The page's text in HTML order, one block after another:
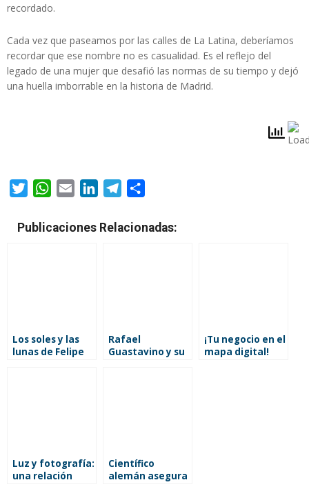
recordado.
Cada vez que paseamos por las calles de La Latina, deberíamos
recordar que ese nombre no es casualidad. Es el reflejo del
legado de una mujer que desafió las normas de su tiempo y dejó
una huella imborrable en la historia de Madrid.
TwitterWhatsApp
Email LinkedInTelegram
Publicaciones Relacionadas:
Los soles y las
lunas de Felipe
Rafael
Guastavino y su
¡Tu negocio en el
mapa digital!
Luz y fotografía:
una relación
Científico
alemán asegura